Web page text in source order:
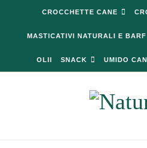
CROCCHETTE CANE
MASTICATIVI NATURALI E BARF
OLII SNACK UMIDO